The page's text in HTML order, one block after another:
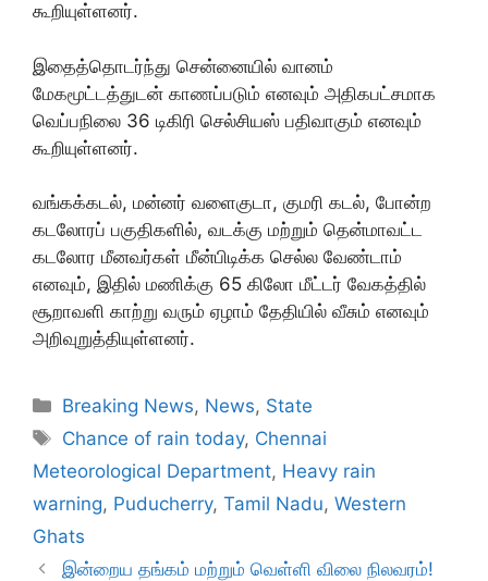
கூறியுள்ளனர்.
இதைத்தொடர்ந்து சென்னையில் வானம்
மேகமூட்டத்துடன் காணப்படும் எனவும் அதிகபட்சமாக
வெப்பநிலை 36 டிகிரி செல்சியஸ் பதிவாகும் எனவும்
கூறியுள்ளனர்.
வங்கக்கடல், மன்னர் வளைகுடா, குமரி கடல், போன்ற
கடலோரப் பகுதிகளில், வடக்கு மற்றும் தென்மாவட்ட
கடலோர மீனவர்கள் மீன்பிடிக்க செல்ல வேண்டாம்
எனவும், இதில் மணிக்கு 65 கிலோ மீட்டர் வேகத்தில்
சூறாவளி காற்று வரும் ஏழாம் தேதியில் வீசும் எனவும்
அறிவுறுத்தியுள்ளனர்.
Categories
Breaking News, News, State
Tags
Chance of rain today, Chennai
Meteorological Department, Heavy rain
warning, Puducherry, Tamil Nadu, Western
Ghats
இன்றைய தங்கம் மற்றும் வெள்ளி விலை நிலவரம்!